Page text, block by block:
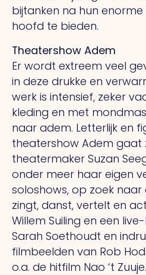
bijtanken na hun
hoofd te bieden.
Theatershow Adem
Er wordt extreem veel
in deze drukke en
werk is intensief, zeker
kleding en met
naar adem. Letterlijk en
theatershow Adem gaat
theatermaker Suzan
onder meer haar eigen
soloshows, op zoek
zingt, danst, vertelt en
Willem Suiling en een
Sarah Soethoudt en
filmbeelden van Rob
o.a. de hitfilm Nao ‘t Zuuje.